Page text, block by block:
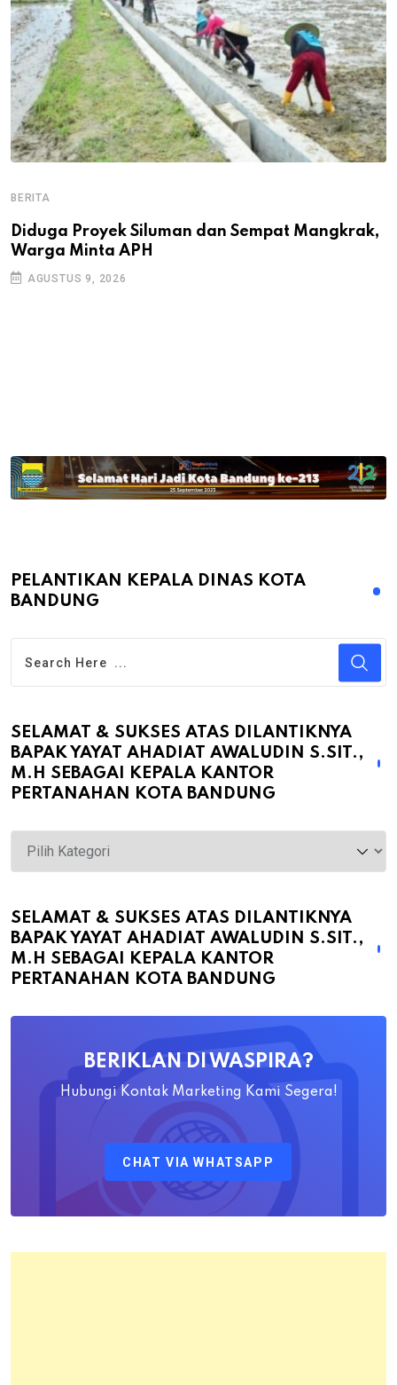
BERITA
Diduga Proyek Siluman dan Sempat Mangkrak,
Warga Minta APH
AGUSTUS 9, 2026
PELANTIKAN KEPALA DINAS KOTA
BANDUNG
SELAMAT & SUKSES ATAS DILANTIKNYA
BAPAK YAYAT AHADIAT AWALUDIN S.SIT.,
M.H SEBAGAI KEPALA KANTOR
PERTANAHAN KOTA BANDUNG
Selamat
&
atas
Dilantiknya
Bapak
Ahadiat
Pertanahan
Kota
SELAMAT & SUKSES ATAS DILANTIKNYA
BAPAK YAYAT AHADIAT AWALUDIN S.SIT.,
M.H SEBAGAI KEPALA KANTOR
PERTANAHAN KOTA BANDUNG
BERIKLAN DI WASPIRA?
Hubungi Kontak Marketing Kami Segera!
CHAT VIA WHATSAPP